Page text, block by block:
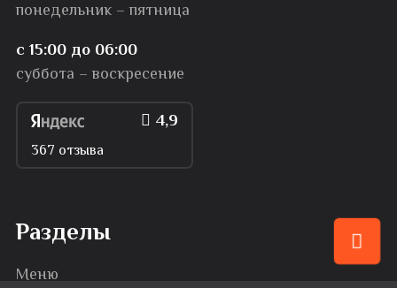
понедельник – пятница
с 15:00 до 06:00
суббота – воскресение
4,9
367 отзыва
Разделы
Меню